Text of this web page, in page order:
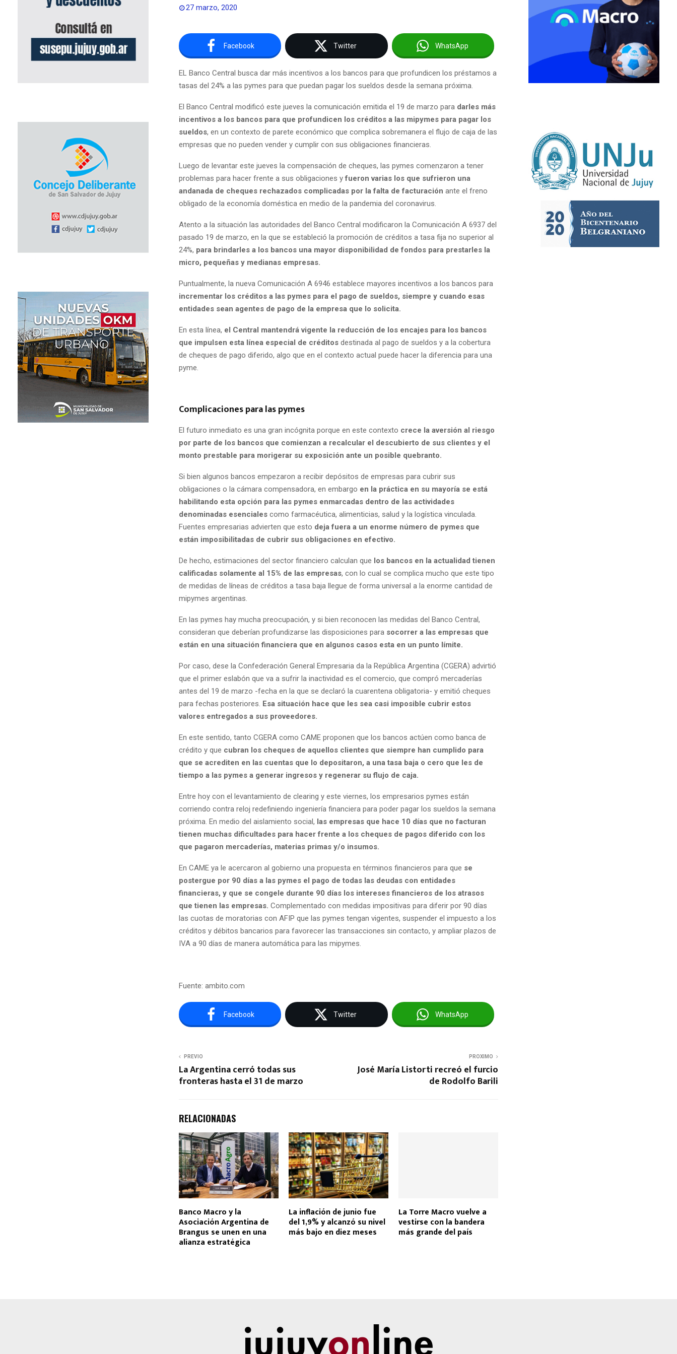
27 marzo, 2020
Facebook Twitter WhatsApp
EL Banco Central busca dar más incentivos a los bancos para que profundicen los préstamos a
tasas del 24% a las pymes para que puedan pagar los sueldos desde la semana próxima.
El Banco Central modificó este jueves la comunicación emitida el 19 de marzo para darles más
incentivos a los bancos para que profundicen los créditos a las mipymes para pagar los
sueldos, en un contexto de parete económico que complica sobremanera el flujo de caja de las
empresas que no pueden vender y cumplir con sus obligaciones financieras.
Luego de levantar este jueves la compensación de cheques, las pymes comenzaron a tener
problemas para hacer frente a sus obligaciones yfueron varias los que sufrieron una
andanada de cheques rechazados complicadas por la falta de facturación ante el freno
obligado de la economía doméstica en medio de la pandemia del coronavirus.
Atento a la situación las autoridades del Banco Central modificaron la Comunicación A 6937 del
pasado 19 de marzo, en la que se estableció la promoción de créditos a tasa fija no superior al
24%, para brindarles a los bancos una mayor disponibilidad de fondos para prestarles la
micro, pequeñas y medianas empresas.
Puntualmente, la nueva Comunicación A 6946 establece mayores incentivos a los bancos para
incrementar los créditos a las pymes para el pago de sueldos, siempre y cuando esas
entidades sean agentes de pago de la empresa que lo solicita.
En esta línea, el Central mantendrá vigente la reducción de los encajes para los bancos
que impulsen esta línea especial de créditos destinada al pago de sueldos y a la cobertura
de cheques de pago diferido, algo que en el contexto actual puede hacer la diferencia para una
pyme.
Complicaciones para las pymes
El futuro inmediato es una gran incógnita porque en este contexto crece la aversión al riesgo
por parte de los bancos que comienzan a recalcular el descubierto de sus clientes y el
monto prestable para morigerar su exposición ante un posible quebranto.
Si bien algunos bancos empezaron a recibir depósitos de empresas para cubrir sus
obligaciones o la cámara compensadora, en embargo en la práctica en su mayoría se está
habilitando esta opción para las pymes enmarcadas dentro de las actividades
denominadas esenciales como farmacéutica, alimenticias, salud y la logística vinculada.
Fuentes empresarias advierten que esto deja fuera a un enorme número de pymes que
están imposibilitadas de cubrir sus obligaciones en efectivo.
De hecho, estimaciones del sector financiero calculan que los bancos en la actualidad tienen
calificadas solamente al 15% de las empresas, con lo cual se complica mucho que este tipo
de medidas de líneas de créditos a tasa baja llegue de forma universal a la enorme cantidad de
mipymes argentinas.
En las pymes hay mucha preocupación, y si bien reconocen las medidas del Banco Central,
consideran que deberían profundizarse las disposiciones para socorrer a las empresas que
están en una situación financiera que en algunos casos esta en un punto límite.
Por caso, dese la Confederación General Empresaria da la República Argentina (CGERA) advirtió
que el primer eslabón que va a sufrir la inactividad es el comercio, que compró mercaderías
antes del 19 de marzo -fecha en la que se declaró la cuarentena obligatoria- y emitió cheques
para fechas posteriores. Esa situación hace que les sea casi imposible cubrir estos
valores entregados a sus proveedores.
En este sentido, tanto CGERA como CAME proponen que los bancos actúen como banca de
crédito y que cubran los cheques de aquellos clientes que siempre han cumplido para
que se acrediten en las cuentas que lo depositaron, a una tasa baja o cero que les de
tiempo a las pymes a generar ingresos y regenerar su flujo de caja.
Entre hoy con el levantamiento de clearing y este viernes, los empresarios pymes están
corriendo contra reloj redefiniendo ingeniería financiera para poder pagar los sueldos la semana
próxima. En medio del aislamiento social, las empresas que hace 10 días que no facturan
tienen muchas dificultades para hacer frente a los cheques de pagos diferido con los
que pagaron mercaderías, materias primas y/o insumos.
En CAME ya le acercaron al gobierno una propuesta en términos financieros para que se
postergue por 90 días a las pymes el pago de todas las deudas con entidades
financieras, y que se congele durante 90 días los intereses financieros de los atrasos
que tienen las empresas. Complementado con medidas impositivas para diferir por 90 días
las cuotas de moratorias con AFIP que las pymes tengan vigentes, suspender el impuesto a los
créditos y débitos bancarios para favorecer las transacciones sin contacto, y ampliar plazos de
IVA a 90 días de manera automática para las mipymes.
Fuente: ambito.com
Facebook Twitter WhatsApp
PREVIO
La Argentina cerró todas sus
fronteras hasta el 31 de marzo
PROXIMO
José María Listorti recreó el furcio
de Rodolfo Barili
RELACIONADAS
Banco Macro y la
Asociación Argentina de
Brangus se unen en una
alianza estratégica
La inflación de junio fue
del 1,9% y alcanzó su nivel
más bajo en diez meses
La Torre Macro vuelve a
vestirse con la bandera
más grande del país